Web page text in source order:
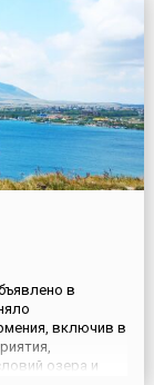
в
включив в
озера и